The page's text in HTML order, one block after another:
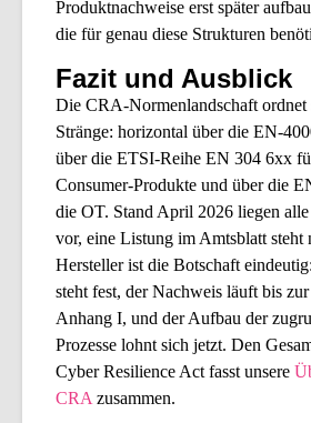
Produktnachweise erst später
die für genau diese Strukturen
Fazit und Ausblick
Die CRA-Normenlandschaft ordnet
Stränge: horizontal über die EN-
über die ETSI-Reihe EN 304 6xx
Consumer-Produkte und über die
die OT. Stand April 2026 liegen
vor, eine Listung im Amtsblatt steht
Hersteller ist die Botschaft
steht fest, der Nachweis läuft bis
Anhang I, und der Aufbau der
Prozesse lohnt sich jetzt. Den
Cyber Resilience Act fasst unsere
CRA zusammen.